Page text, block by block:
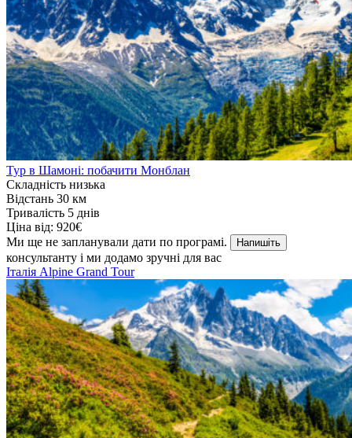
Тур в Шамоні: побачити Монблан
Складність низька
Відстань 30 км
Тривалість 5 днів
Ціна від: 920€
Ми ще не запланували дати по програмі.
Напишіть
консультанту і ми додамо зручні для вас
Італія Alpine Grand Tour